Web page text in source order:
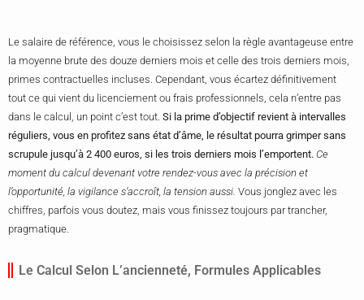
Le salaire de référence, vous le choisissez selon la règle avantageuse entre
la moyenne brute des douze derniers mois et celle des trois derniers mois,
primes contractuelles incluses. Cependant, vous écartez définitivement
tout ce qui vient du licenciement ou frais professionnels, cela n’entre pas
dans le calcul, un point c’est tout. Si la prime d’objectif revient à intervalles
réguliers, vous en profitez sans état d’âme, le résultat pourra grimper sans
scrupule jusqu’à 2 400 euros, si les trois derniers mois l’emportent. Ce
moment du calcul devenant votre rendez-vous avec la précision et
l’opportunité, la vigilance s’accroît, la tension aussi. Vous jonglez avec les
chiffres, parfois vous doutez, mais vous finissez toujours par trancher,
pragmatique.
Le Calcul Selon L’ancienneté, Formules Applicables